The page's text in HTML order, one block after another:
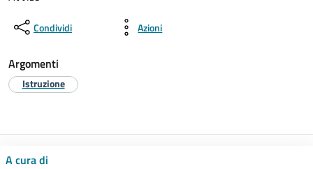
Condividi Azioni
Argomenti
Istruzione
A cura di